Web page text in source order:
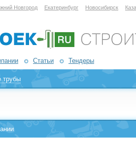
Новгород Екатеринбург Новосибирск
Статьи Тендеры
трубы